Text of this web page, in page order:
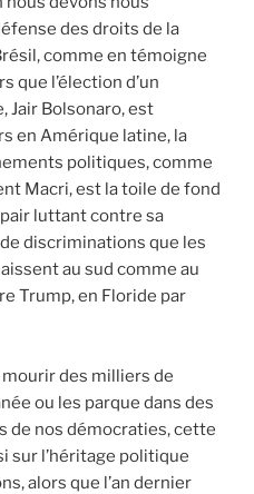
des droits de la
comme en témoigne
que l’élection d’un
Jair Bolsonaro, est
en Amérique latine, la
politiques, comme
Macri, est la toile de fond
luttant contre sa
discriminations que les
au sud comme au
Trump, en Floride par
mourir des milliers de
ou les parque dans des
de nos démocraties, cette
sur l’héritage politique
alors que l’an dernier